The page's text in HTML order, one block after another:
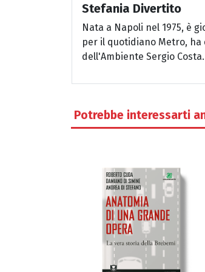
Stefania Divertito
Nata a Napoli nel 1975, è
per il quotidiano Metro,
dell'Ambiente Sergio
Potrebbe interessarti